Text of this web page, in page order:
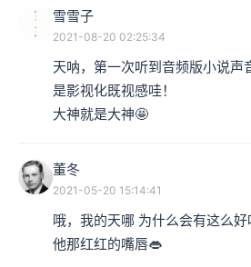
雪雪子
2021-08-20 02:25:34
天呐，第一次听到音频版小说声
是影视化既视感哇！
大神就是大神🤩
董冬
2021-05-20 15:14:41
哦，我的天哪 为什么会有这么
他那红红的嘴唇👄